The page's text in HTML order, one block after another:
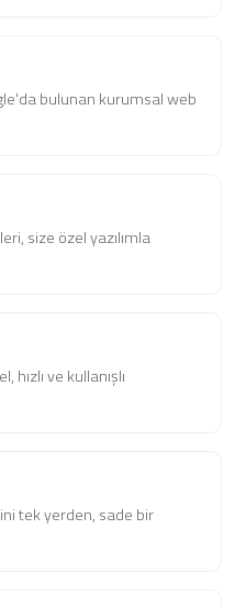
bulunan kurumsal web
size özel yazılımla
ve kullanışlı
tek yerden, sade bir